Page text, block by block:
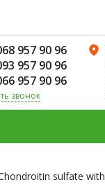
957 90 96
957 90 96
957 90 96
звонок
sulfate